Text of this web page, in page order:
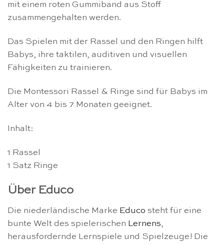
mit einem roten Gummiband aus Stoff
zusammengehalten werden.
Das Spielen mit der Rassel und den Ringen hilft
Babys, ihre taktilen, auditiven und visuellen
Fähigkeiten zu trainieren.
Die Montessori Rassel & Ringe sind für Babys im
Alter von 4 bis 7 Monaten geeignet.
Inhalt:
1 Rassel
1 Satz Ringe
Über Educo
Die niederländische Marke Educo steht für eine
bunte Welt des spielerischen Lernens,
herausfordernde Lernspiele und Spielzeuge! Die